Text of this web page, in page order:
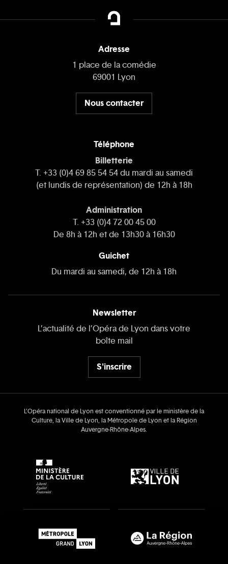
Adresse
1 place de la comédie
69001 Lyon
Nous contacter
Téléphone
Billetterie
T. +33 (0)4 69 85 54 54 du mardi au samedi
(et lundis de représentation) de 12h à 18h
Administration
T. +33 (0)4 72 00 45 00
De 8h à 12h et de 13h30 à 16h30
Guichet
Du mardi au samedi, de 12h à 18h
Newsletter
L’actualité de l’Opéra de Lyon dans votre
boîte mail
S'inscrire
L’Opéra national de Lyon est conventionné par le ministère de la
Culture, la Ville de Lyon, la Métropole de Lyon et la Région
Auvergne‑Rhône‑Alpes.